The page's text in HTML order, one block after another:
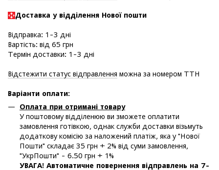
Доставка у відділення Нової пошти
Відправка: 1-3 дні
Вартість: від 65 грн
Термін доставки: 1-3 дні
Відстежити статус відправлення можна за номером ТТН
Варіанти оплати:
Оплата при отримані товару
У поштовому відділенюю ви зможете оплатити
замовлення готівкою, однак служби доставки візьмуть
додаткову комісію за наложений платіж, яка у "Нової
Пошти" складає 35 грн + 2% від суми замовлення,
"УкрПошти" - 6.50 грн + 1%
УВАГА! Автоматичне повернення відправлень на 7-